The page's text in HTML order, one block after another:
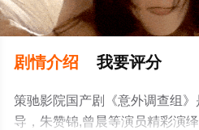
剧情介绍 我要评分
策驰影院国产剧《意外调查组
导，朱赞锦,曾晨等演员精彩演